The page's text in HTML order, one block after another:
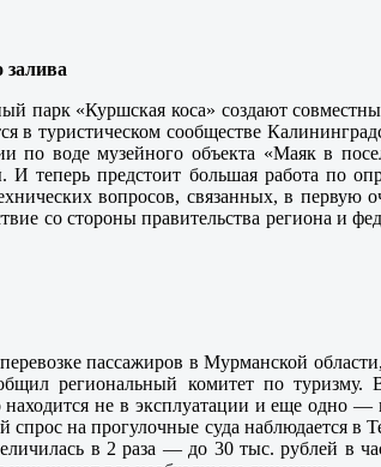
парк «Куршская коса» создают
в туристическом сообществе
по воде музейного объекта «Маяк в
И теперь предстоит большая работа по
вопросов, связанных, в первую
со стороны правительства региона и
пассажиров в Мурманской
региональный комитет по
не в эксплуатации и еще одно —
на прогулочные суда наблюдается в
в 2 раза — до 30 тыс. рублей в